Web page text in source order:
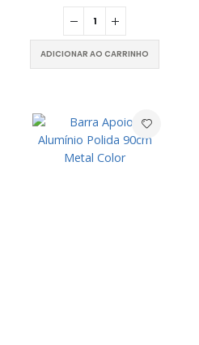
ADICIONAR AO CARRINHO